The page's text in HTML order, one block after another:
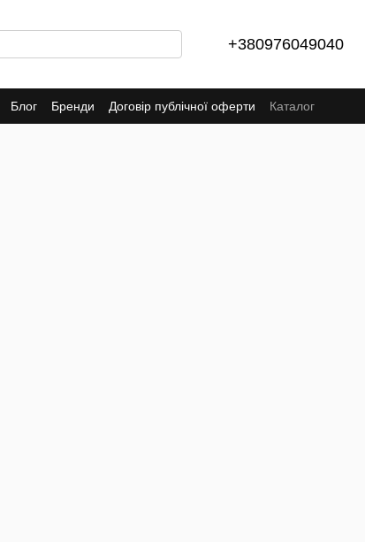
+380976049040
Блог Бренди Договір публічної оферти Каталог